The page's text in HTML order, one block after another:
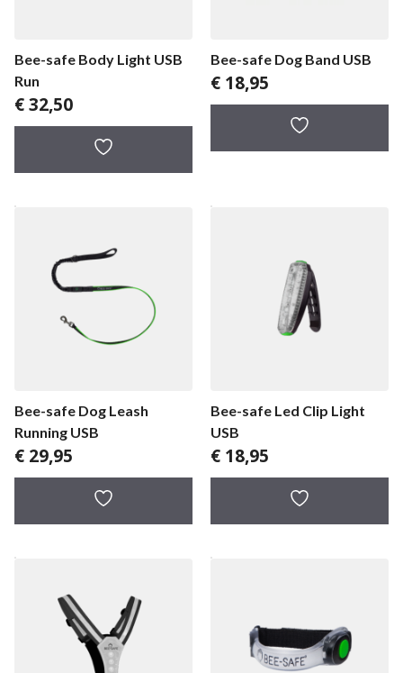
Bee-safe Body Light USB
Run
€32,50
Bee-safe Dog Band USB
€ 18,95
Bee-safe Dog Leash
Running USB
€ 29,95
Bee-safe Led Clip Light
USB
€ 18,95